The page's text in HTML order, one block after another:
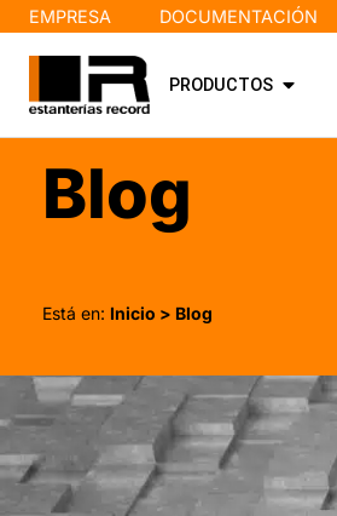
EMPRESA DOCUMENTACIÓN
PRODUCTOS
Blog
Está en: Inicio > Blog